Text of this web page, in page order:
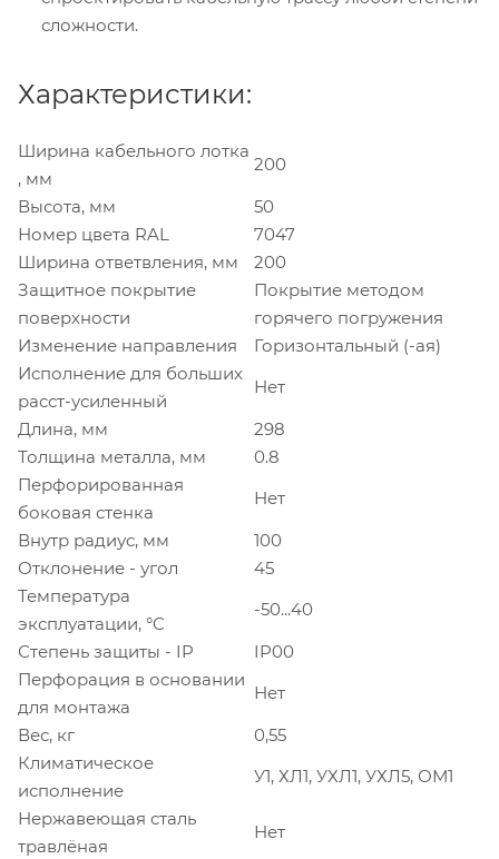
сложности.
Характеристики:
Ширина кабельного лотка
, мм
200
Высота, мм
50
Номер цвета RAL
7047
Ширина ответвления, мм
200
Защитное покрытие
поверхности
Покрытие методом
горячего погружения
Изменение направления
Горизонтальный (-ая)
Исполнение для больших
расст-усиленный
Нет
Длина, мм
298
Толщина металла, мм
0.8
Перфорированная
боковая стенка
Нет
Внутр радиус, мм
100
Отклонение - угол
45
Температура
эксплуатации, °C
-50...40
Степень защиты - IP
IP00
Перфорация в основании
для монтажа
Нет
Вес, кг
0,55
Климатическое
исполнение
У1, ХЛ1, УХЛ1, УХЛ5, ОМ1
Нержавеющая сталь
травлёная
Нет